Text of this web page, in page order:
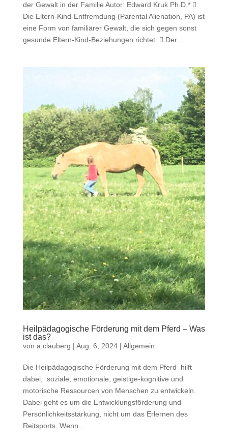
der Gewalt in der Familie Autor: Edward Kruk Ph.D.* 
Die Eltern-Kind-Entfremdung (Parental Alienation, PA) ist
eine Form von familiärer Gewalt, die sich gegen sonst
gesunde Eltern-Kind-Beziehungen richtet.  Der...
Heilpädagogische Förderung mit dem Pferd – Was
ist das?
von a.clauberg | Aug. 6, 2024| Allgemein
Die Heilpädagogische Förderung mit dem Pferd hilft
dabei, soziale, emotionale, geistige-kognitive und
motorische Ressourcen von Menschen zu entwickeln.
Dabei geht es um die Entwicklungsförderung und
Persönlichkeitsstärkung, nicht um das Erlernen des
Reitsports. Wenn...